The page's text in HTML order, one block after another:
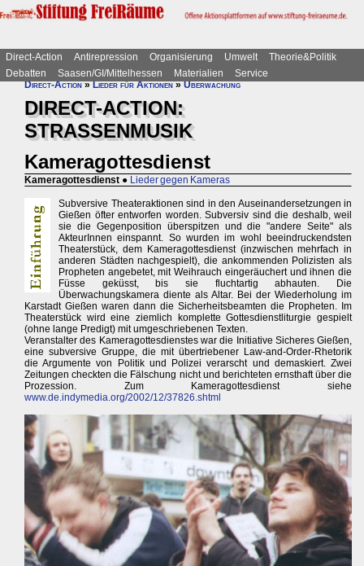
Direct-Action Antirepression Organisierung Umwelt
Theorie&Politik
Debatten
Saasen/GI/Mittelhessen Materialien
Service
Direct-Action»Lieder für Aktionen»Überwachung
DIRECT-ACTION:
STRASSENMUSIK
Kameragottesdienst
Kameragottesdienst ● Lieder gegen Kameras
Subversive Theateraktionen sind in den Auseinandersetzungen in
Gießen öfter entworfen worden. Subversiv sind die deshalb, weil
sie die Gegenposition überspitzen und die "andere Seite" als
AkteurInnen einspannt. So wurden im wohl beeindruckendsten
Theaterstück, dem Kameragottesdienst (inzwischen mehrfach in
anderen Städten nachgespielt), die ankommenden Polizisten als
Propheten angebetet, mit Weihrauch eingeräuchert und ihnen die
Füsse geküsst, bis sie fluchtartig abhauten. Die
Überwachungskamera diente als Altar. Bei der Wiederholung im
Karstadt Gießen waren dann die Sicherheitsbeamten die Propheten. Im
Theaterstück wird eine ziemlich komplette Gottesdienstliturgie gespielt
(ohne lange Predigt) mit umgeschriebenen Texten.
Veranstalter des Kameragottesdienstes war die Initiative Sicheres Gießen,
eine subversive Gruppe, die mit übertriebener Law-and-Order-Rhetorik
die Argumente von Politik und Polizei verarscht und demaskiert. Zwei
Zeitungen checkten die Fälschung nicht und berichteten ernsthaft über die
Prozession. Zum Kameragottesdienst siehe
www.de.indymedia.org/2002/12/37826.shtml